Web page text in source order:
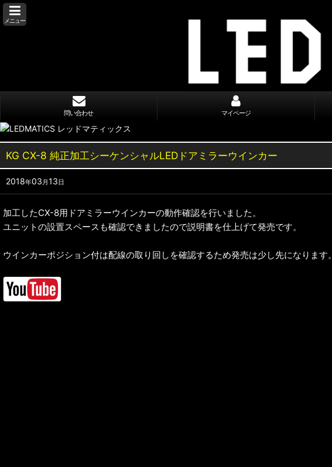
メニュー
問い合わせ マイページ
KG CX-8 純正加工シーケンシャルLEDドアミラーウインカー
2018年03 月 13 日
加工したCX-8用ドアミラーウインカーの動作確認を行いました。
ユニットの設置スペースも確認できましたので説明書を仕上げて発売です。
ウインカーポジション付は配線の取り回しを確認するため発売は少し先になります。